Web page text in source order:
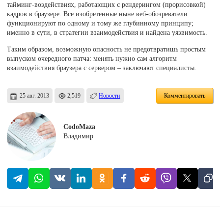
тайминг-воздействиях, работающих с рендерингом (прорисовкой)
кадров в браузере. Все изобретенные ныне веб-обозреватели
функционируют по одному и тому же глубинному принципу;
именно в сути, в стратегии взаимодействия и найдена уязвимость.
Таким образом, возможную опасность не предотвратишь простым
выпуском очередного патча: менять нужно сам алгоритм
взаимодействия браузера с сервером – заключают специалисты.
25 авг. 2013 2,519 Новости Комментировать
CodoMaza
Владимир